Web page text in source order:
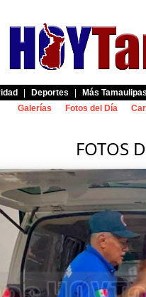
Deportes Más Tamaulipas
Galerías
Fotos del Día
FOTOS